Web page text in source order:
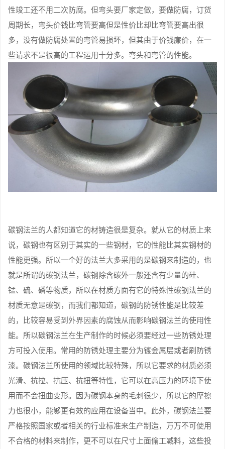
性竣工还不用二次防腐。但弯头要厂家定做，要做防腐，订货
周期长，弯头价钱比弯管要高但是性价比却比弯管要高出很
多，没有做防腐处置的弯管易损坏，但其由于价钱廉价，在一
些请求不是很高的工程运用十分多。弯头和弯管的性能。
碳钢法兰的人都知道它的材铸造很是复杂。就从它的材质上来
说，碳钢也有区别于其实的一些钢材，它的性能比其实钢材的
性能更强。所以一个好的法兰大多采用的是碳钢来制造的，也
就是所谓的碳钢法兰，碳钢除含碳外一般还含有少量的硅、
锰、硫、磷等物质，所以在材质方面有它的特殊性碳钢法兰的
材质无意是碳钢，而我们都知道，碳钢的防锈性能是比较差
的，比较容易受到外界因素的腐蚀从而影响碳钢法兰的使用性
能。所以碳钢法兰在生产制作的时候必须要经过一些防锈处理
方可投入使用。常用的防锈处理主要分为镀金属层或者刷防锈
漆。碳钢法兰所使用的领域比较特殊，所以它要求的材质必须
光滑、抗拉、抗压、抗扭等特性，它可以在高压力的环境下使
用而不会扭曲变形。因为碳钢本身的毛刺很少，所以它的摩擦
力也很小，能够更有效的应用在设备当中。此外，碳钢法兰要
严格按照国家或者相关的行业标准来生产制造，万万不可使用
不合格的材料来制作，更不可以在尺寸上面偷工减料，这些投